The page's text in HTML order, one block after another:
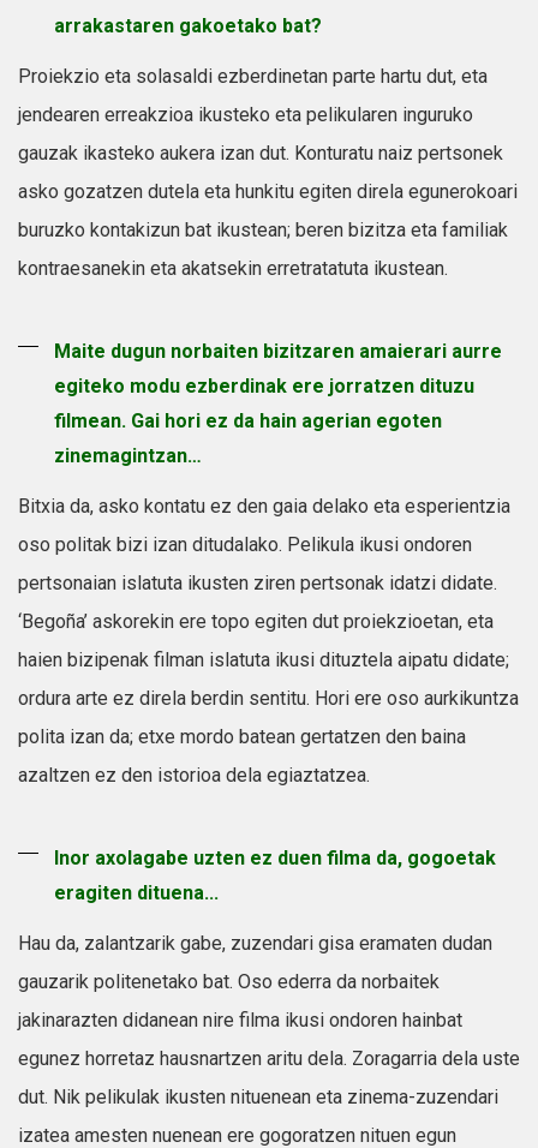
arrakastaren gakoetako bat?
Proiekzio eta solasaldi ezberdinetan parte hartu dut, eta
jendearen erreakzioa ikusteko eta pelikularen inguruko
gauzak ikasteko aukera izan dut. Konturatu naiz pertsonek
asko gozatzen dutela eta hunkitu egiten direla egunerokoari
buruzko kontakizun bat ikustean; beren bizitza eta familiak
kontraesanekin eta akatsekin erretratatuta ikustean.
Maite dugun norbaiten bizitzaren amaierari aurre
egiteko modu ezberdinak ere jorratzen dituzu
filmean. Gai hori ez da hain agerian egoten
zinemagintzan…
Bitxia da, asko kontatu ez den gaia delako eta esperientzia
oso politak bizi izan ditudalako. Pelikula ikusi ondoren
pertsonaian islatuta ikusten ziren pertsonak idatzi didate.
‘Begoña’ askorekin ere topo egiten dut proiekzioetan, eta
haien bizipenak filman islatuta ikusi dituztela aipatu didate;
ordura arte ez direla berdin sentitu. Hori ere oso aurkikuntza
polita izan da; etxe mordo batean gertatzen den baina
azaltzen ez den istorioa dela egiaztatzea.
Inor axolagabe uzten ez duen filma da, gogoetak
eragiten dituena...
Hau da, zalantzarik gabe, zuzendari gisa eramaten dudan
gauzarik politenetako bat. Oso ederra da norbaitek
jakinarazten didanean nire filma ikusi ondoren hainbat
egunez horretaz hausnartzen aritu dela. Zoragarria dela uste
dut. Nik pelikulak ikusten nituenean eta zinema-zuzendari
izatea amesten nuenean ere gogoratzen nituen egun